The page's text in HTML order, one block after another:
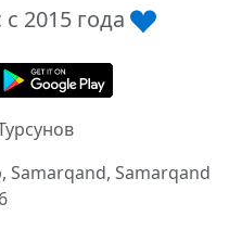
2015 года
Samarqand, Samarqand